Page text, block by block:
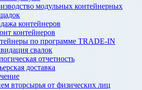
модульных контейнерных
контейнеров
контейнеров
по программе TRADE-IN
свалок
отчетность
доставка
вторсырья от физических лиц